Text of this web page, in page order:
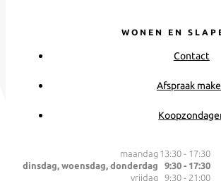
WONEN EN
Contact
Afspraak
maandag 13:30 - 17:30
dinsdag, woensdag, donderdag
9:30 - 17:30
vrijdag
9:30 - 21:00